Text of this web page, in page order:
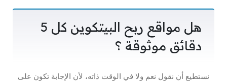
هل مواقع ربح البيتكوين كل 5
دقائق موثوقة ؟
نستطيع أن نقول نعم ولا في الوقت ذاته، لأن الإجابة تكون على